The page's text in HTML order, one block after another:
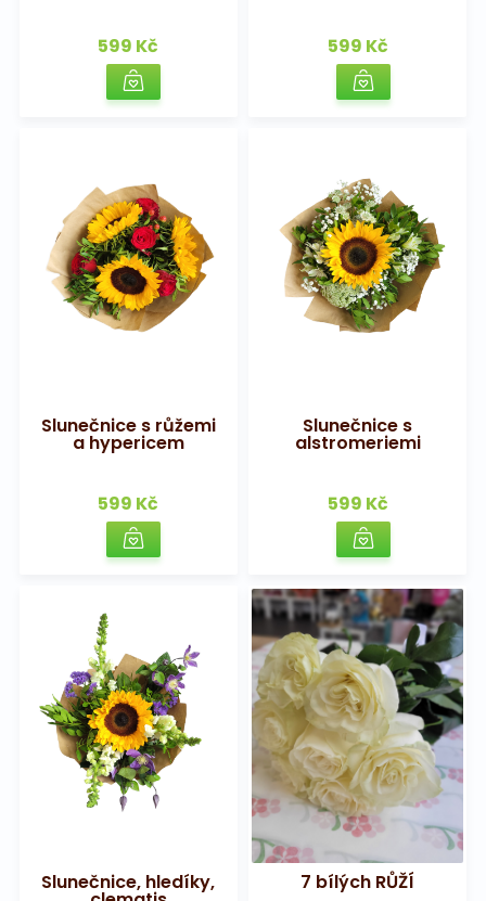
599 Kč 599 Kč
Slunečnice s růžemi
a hypericem
599 Kč
Slunečnice s
alstromeriemi
599 Kč
Slunečnice, hledíky, 7 bílých RŮŽÍ